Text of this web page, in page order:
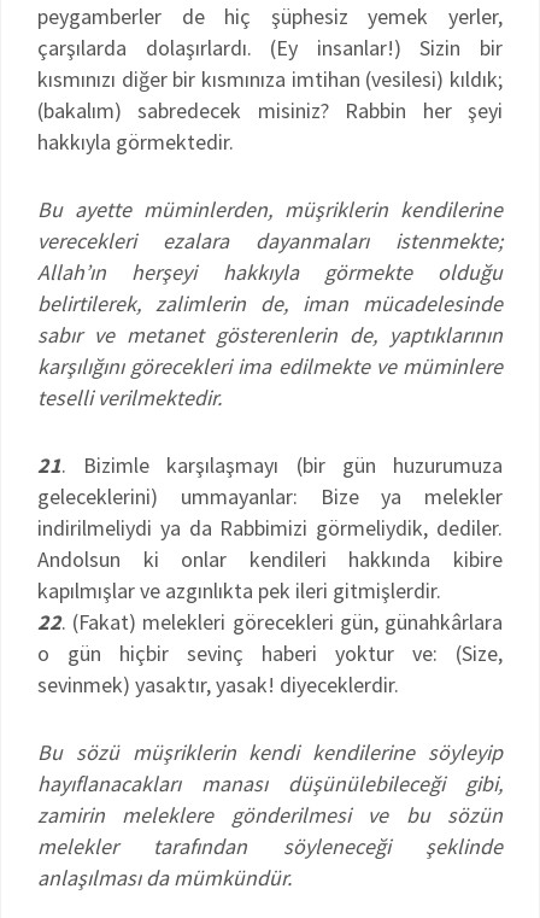
peygamberler de hiç şüphesiz yemek yerler,
çarşılarda dolaşırlardı. (Ey insanlar!) Sizin bir
kısmınızı diğer bir kısmınıza imtihan (vesilesi) kıldık;
(bakalım) sabredecek misiniz? Rabbin her şeyi
hakkıyla görmektedir.
Bu ayette müminlerden, müşriklerin kendilerine
verecekleri ezalara dayanmaları istenmekte;
Allah’ın herşeyi hakkıyla görmekte olduğu
belirtilerek, zalimlerin de, iman mücadelesinde
sabır ve metanet gösterenlerin de, yaptıklarının
karşılığını görecekleri ima edilmekte ve müminlere
teselli verilmektedir.
21. Bizimle karşılaşmayı (bir gün huzurumuza
geleceklerini) ummayanlar: Bize ya melekler
indirilmeliydi ya da Rabbimizi görmeliydik, dediler.
Andolsun ki onlar kendileri hakkında kibire
kapılmışlar ve azgınlıkta pek ileri gitmişlerdir.
22. (Fakat) melekleri görecekleri gün, günahkârlara
o gün hiçbir sevinç haberi yoktur ve: (Size,
sevinmek) yasaktır, yasak! diyeceklerdir.
Bu sözü müşriklerin kendi kendilerine söyleyip
hayıflanacakları manası düşünülebileceği gibi,
zamirin meleklere gönderilmesi ve bu sözün
melekler tarafından söyleneceği şeklinde
anlaşılması da mümkündür.